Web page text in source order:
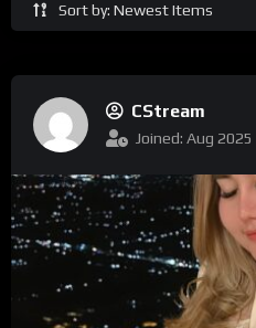
Sort by: Newest Items
CStream
Joined: Aug 2025